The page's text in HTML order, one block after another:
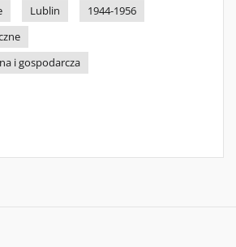
Lublin
1944-1956
i gospodarcza